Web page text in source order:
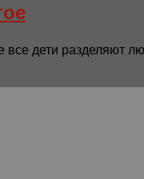
дети разделяют